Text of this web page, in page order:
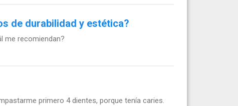
de durabilidad y estética?
me recomiendan?
primero 4 dientes, porque tenía caries.